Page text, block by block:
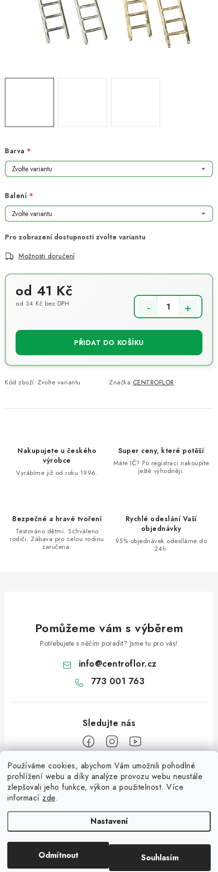
Používáme cookies, abychom Vám umožnili pohodlné
prohlížení webu a díky analýze provozu webu neustále
zlepšovali jeho funkce, výkon a použitelnost. Více
informací zde.
Nastavení
Odmítnout Souhlasím
TIPY NA TVOŘENÍ
Barva
Balení
Možnosti doručení
od 41 Kč
od 34 Kč bez DPH
PŘIDAT DO KOŠÍKU
Kód zboží: Zvolte variantu Značka:CENTROFLOR
Nakupujete u českého
výrobce
Vyrábíme již od roku 1996.
Super ceny, které potěší
Máte IČ? Po registraci nakoupíte
ještě výhodněji.
Bezpečné a hravé tvoření
Testováno dětmi. Schváleno
rodiči. Zábava pro celou rodinu
zaručena.
Rychlé odeslání Vaší
objednávky
95% objednávek odesíláme do
24h.
Pomůžeme vám s výběrem
Potřebujete s něčím poradit? Jsme tu pro vás!
info@centroflor.cz
773 001 763
Informace pro vás
Dopravné
Kontaktujte nás
Hodnocení obchodu
Tipy na tvoření
Jutový Mikuláš, anděl a čert - perfektní zábava pro děti
Mikuláš, anděl a čert - perfektní tvoření pro děti
Vytvořil Shoptet
Copyright 2026CENTROFLOR, s.r.o. . Všechna práva vyhrazena.